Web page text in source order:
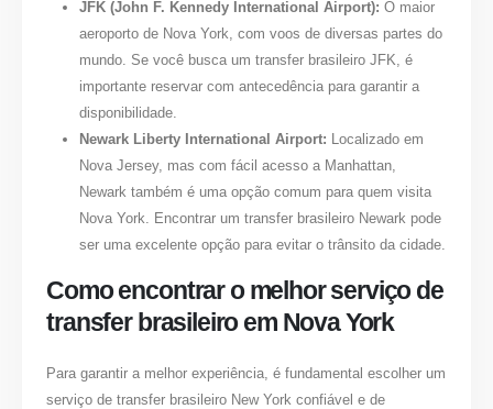
JFK (John F. Kennedy International Airport): O maior
aeroporto de Nova York, com voos de diversas partes do
mundo. Se você busca um transfer brasileiro JFK, é
importante reservar com antecedência para garantir a
disponibilidade.
Newark Liberty International Airport: Localizado em
Nova Jersey, mas com fácil acesso a Manhattan,
Newark também é uma opção comum para quem visita
Nova York. Encontrar um transfer brasileiro Newarkpode
ser uma excelente opção para evitar o trânsito da cidade.
Como encontrar o melhor serviço de
transfer brasileiro em Nova York
Para garantir a melhor experiência, é fundamental escolher um
serviço detransfer brasileiro New York confiável e de